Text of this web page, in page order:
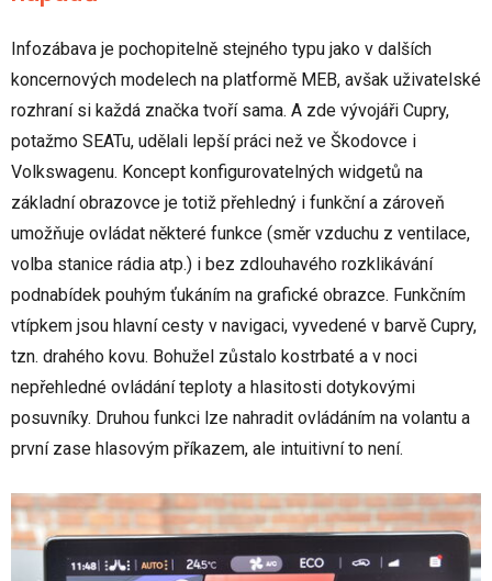
Infozábava je pochopitelně stejného typu jako v dalších
koncernových modelech na platformě MEB, avšak uživatelské
rozhraní si každá značka tvoří sama. A zde vývojáři Cupry,
potažmo SEATu, udělali lepší práci než ve Škodovce i
Volkswagenu. Koncept konfigurovatelných widgetů na
základní obrazovce je totiž přehledný i funkční a zároveň
umožňuje ovládat některé funkce (směr vzduchu z ventilace,
volba stanice rádia atp.) i bez zdlouhavého rozklikávání
podnabídek pouhým ťukáním na grafické obrazce. Funkčním
vtípkem jsou hlavní cesty v navigaci, vyvedené v barvě Cupry,
tzn. drahého kovu. Bohužel zůstalo kostrbaté a v noci
nepřehledné ovládání teploty a hlasitosti dotykovými
posuvníky. Druhou funkci lze nahradit ovládáním na volantu a
první zase hlasovým příkazem, ale intuitivní to není.